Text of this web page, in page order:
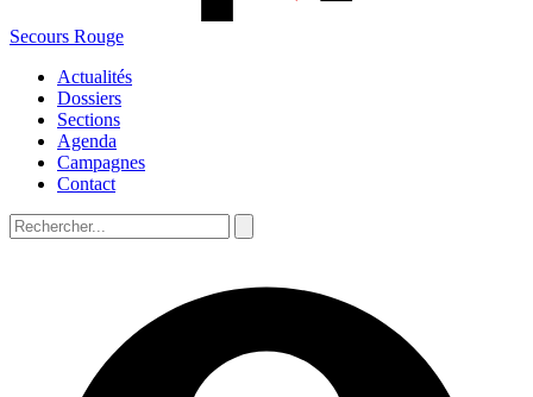
Secours Rouge
Actualités
Dossiers
Sections
Agenda
Campagnes
Contact